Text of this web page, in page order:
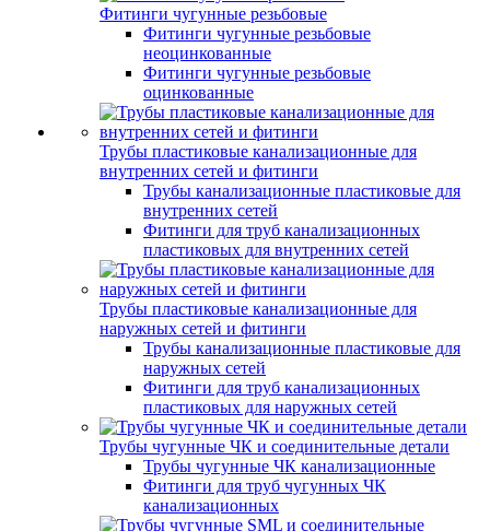
Фитинги чугунные резьбовые
Фитинги чугунные резьбовые
неоцинкованные
Фитинги чугунные резьбовые
оцинкованные
Трубы пластиковые канализационные для
внутренних сетей и фитинги
Трубы канализационные пластиковые для
внутренних сетей
Фитинги для труб канализационных
пластиковых для внутренних сетей
Трубы пластиковые канализационные для
наружных сетей и фитинги
Трубы канализационные пластиковые для
наружных сетей
Фитинги для труб канализационных
пластиковых для наружных сетей
Трубы чугунные ЧК и соединительные детали
Трубы чугунные ЧК канализационные
Фитинги для труб чугунных ЧК
канализационных